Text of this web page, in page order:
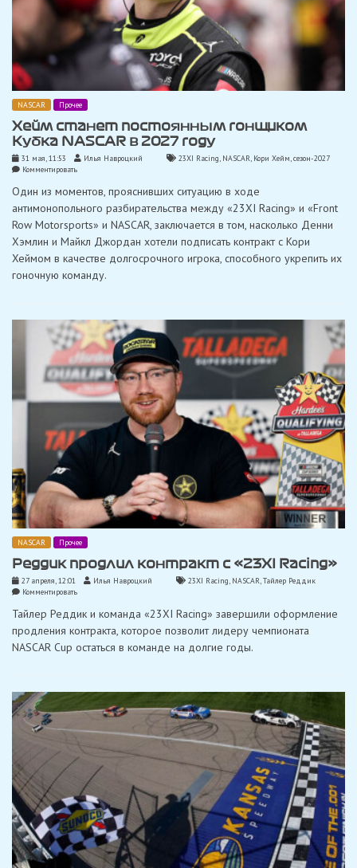
NASCAR Прочее
Хейм станет постоянным гонщиком
Кубка NASCAR в 2027 году
31 мая, 11:53 Илья Навроцкий 23XI Racing, NASCAR, Кори Хейм,сезон-2027
Комментироватьon
станет
гонщиком
Кубка
NASCAR
в
2027
Один из моментов, прояснивших ситуацию в ходе
антимонопольного разбирательства между «23XI Racing» и «Front
Row Motorsports» и NASCAR, заключается в том, насколько Денни
Хэмлин и Майкл Джордан хотели подписать контракт с Кори
Хеймом в качестве долгосрочного игрока, способного укрепить их
гоночную команду.
NASCAR Прочее
Реддик продлил контракт с «23XI Racing»
27 апреля, 12:01 Илья Навроцкий 23XI Racing, NASCAR,Тайлер Реддик
Комментироватьon
продлил
с
«23XI
Тайлер Реддик и команда «23XI Racing» завершили оформление
продления контракта, которое позволит лидеру чемпионата
NASCAR Cup остаться в команде на долгие годы.